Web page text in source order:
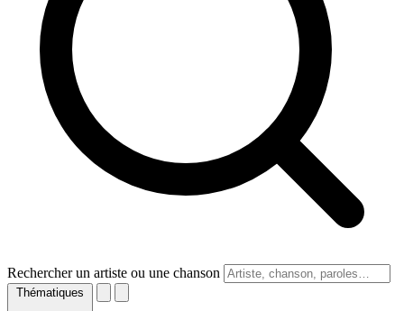
Rechercher un artiste ou une chanson
Thématiques